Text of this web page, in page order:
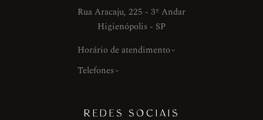
Rua Aracaju, 225 - 3º Andar
Higienópolis - SP
Horário de atendimento
Telefones
REDES SOCIAIS